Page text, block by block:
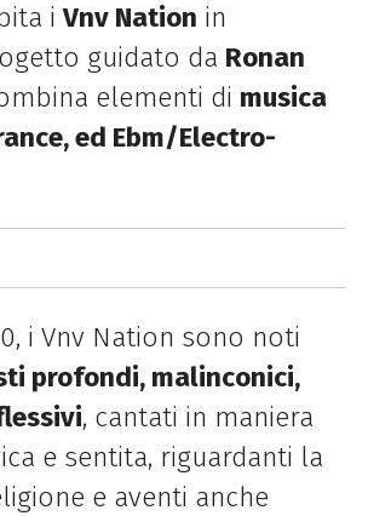
iVnv Nation in
guidato da Ronan
elementi di musica
ed Ebm/Electro-
i Vnv Nation sono noti
profondi, malinconici,
, cantati in maniera
e sentita, riguardanti la
e aventi anche